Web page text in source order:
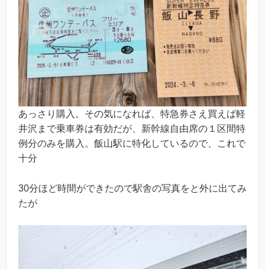
あっさり購入。その気になれば、特急券さえ買えば軽
井沢まで乗車券は有効だが、新幹線自由席の１区間特
例分のみを購入。飯山駅に特化しているので、これで
十分
30分ほど時間ができたので駅舎の写真をと外に出てみ
たが